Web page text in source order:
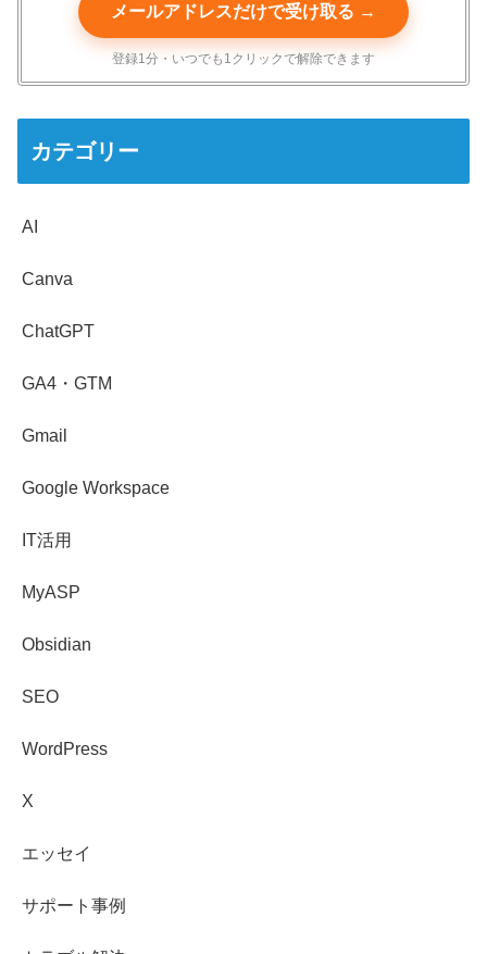
メールアドレスだけで受け取る →
登録1分・いつでも1クリックで解除できます
カテゴリー
AI
Canva
ChatGPT
GA4・GTM
Gmail
Google Workspace
IT活用
MyASP
Obsidian
SEO
WordPress
X
エッセイ
サポート事例